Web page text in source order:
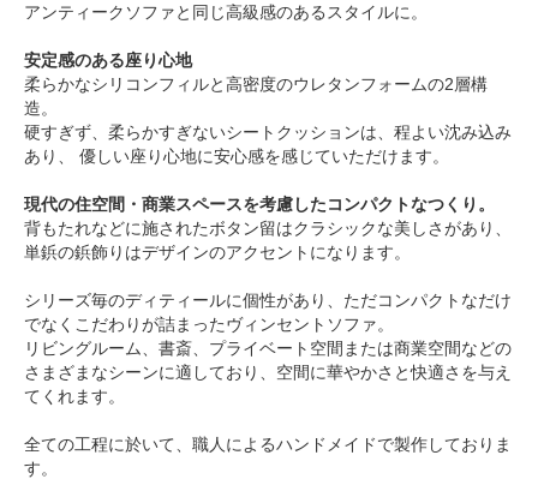
アンティークソファと同じ高級感のあるスタイルに。
安定感のある座り心地
柔らかなシリコンフィルと高密度のウレタンフォームの2層構
造。
硬すぎず、柔らかすぎないシートクッションは、程よい沈み込み
あり、 優しい座り心地に安心感を感じていただけます。
現代の住空間・商業スペースを考慮したコンパクトなつくり。
背もたれなどに施されたボタン留はクラシックな美しさがあり、
単鋲の鋲飾りはデザインのアクセントになります。
シリーズ毎のディティールに個性があり、ただコンパクトなだけ
でなくこだわりが詰まったヴィンセントソファ。
リビングルーム、書斎、プライベート空間または商業空間などの
さまざまなシーンに適しており、空間に華やかさと快適さを与え
てくれます。
全ての工程に於いて、職人によるハンドメイドで製作しておりま
す。